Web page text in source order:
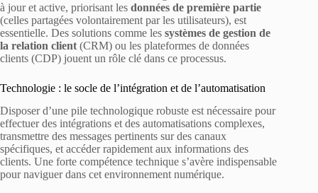
à jour et active, priorisant les données de première partie
(celles partagées volontairement par les utilisateurs), est
essentielle. Des solutions comme les systèmes de gestion de
la relation client (CRM) ou les plateformes de données
clients (CDP) jouent un rôle clé dans ce processus.
Technologie : le socle de l’intégration et de l’automatisation
Disposer d’une pile technologique robuste est nécessaire pour
effectuer des intégrations et des automatisations complexes,
transmettre des messages pertinents sur des canaux
spécifiques, et accéder rapidement aux informations des
clients. Une forte compétence technique s’avère indispensable
pour naviguer dans cet environnement numérique.